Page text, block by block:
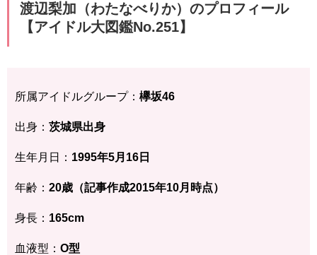
渡辺梨加（わたなべりか）のプロフィール
【アイドル大図鑑No.251】
所属アイドルグループ： 欅坂46
出身： 茨城県出身
生年月日： 1995年5月16 日
年齢： 20歳（記事作成2015年10月時点）
身長： 165cm
血液型： O型